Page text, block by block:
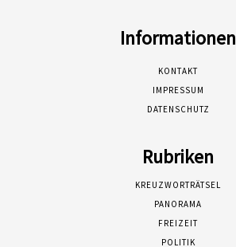
Informationen
KONTAKT
IMPRESSUM
DATENSCHUTZ
Rubriken
KREUZWORTRÄTSEL
PANORAMA
FREIZEIT
POLITIK